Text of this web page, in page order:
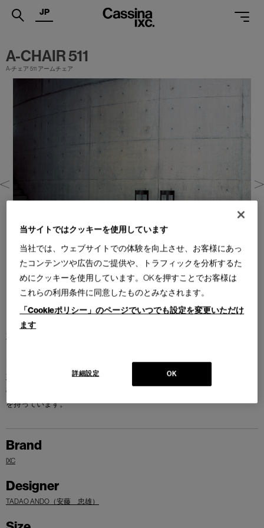
.
PRODUCTS
SERVICES
ONLINE STORE お問合せ
JP
A-CHAIR 511
A-チェア 511 アームチェア
においてシルエットラインが美しい椅子に仕上がっています。安藤氏の
建築作品と同様、孤高でストイックなイメージを与えるチェアです。こ
のアームチェアは背もたれがゆるやかにカーブしており、実用的機能性
を持っています。
Brand
IXC
Designer
TADAO ANDO（安藤 忠雄）
当サイトではクッキーを使用しています
当社では、ウェブサイトでの体験を向上させ、お客様にあっ
たコンテンツや広告のご提供や、トラフィックを分析するた
めにクッキーを使用しています。OKを押すことでお客様は
これらの利用条件に同意したものとみなされます。
「Cookieポリシー」のページでいつでも設定を変更いただけ
ます
OK
詳細設定